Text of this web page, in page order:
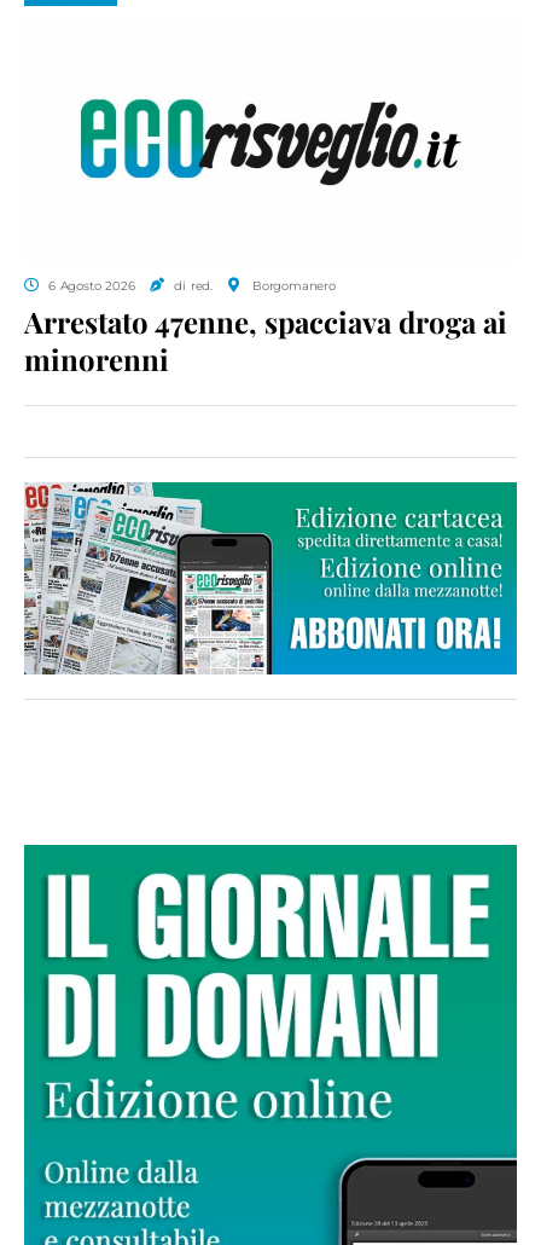
6 Agosto 2026 di red. Borgomanero
Arrestato 47enne, spacciava droga ai
minorenni